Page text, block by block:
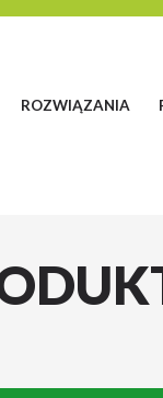
ROZWIĄZANIA